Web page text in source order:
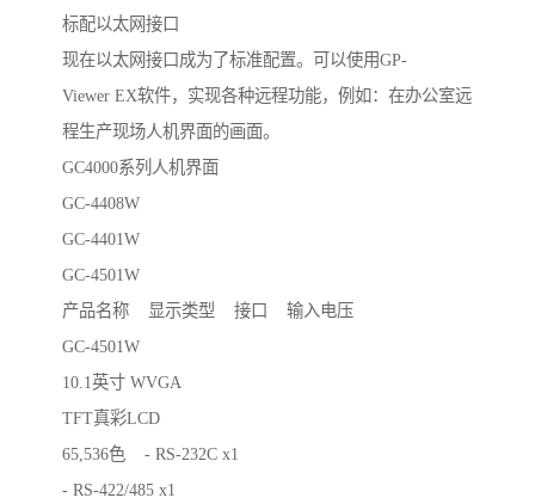
标配以太网接口
现在以太网接口成为了标准配置。可以使用GP-
Viewer EX软件，实现各种远程功能，例如：在办公室远
程生产现场人机界面的画面。
GC4000系列人机界面
GC-4408W
GC-4401W
GC-4501W
产品名称 显示类型 接口 输入电压
GC-4501W
10.1英寸 WVGA
TFT真彩LCD
65,536色 - RS-232C x1
- RS-422/485 x1